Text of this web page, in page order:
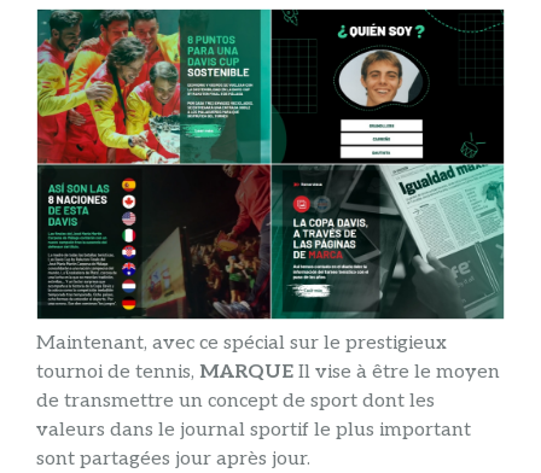
Maintenant, avec ce spécial sur le prestigieux
tournoi de tennis, MARQUE Il vise à être le moyen
de transmettre un concept de sport dont les
valeurs dans le journal sportif le plus important
sont partagées jour après jour.